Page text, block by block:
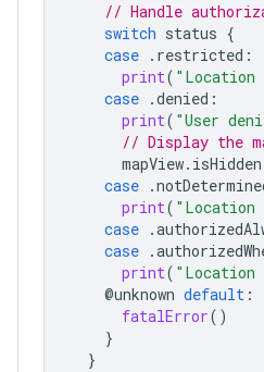
// Handle
switch status {
case . restricted :
print( "Location
case .denied :
print( "User
// Display the
mapView. isHidden
case .
print( "Location
case .
case .
print(
@unknown default :
fatalError()
}
}